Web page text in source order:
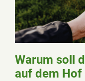
Warum soll
auf dem